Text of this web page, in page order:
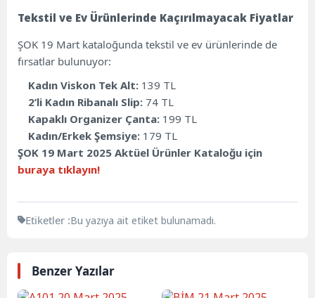
Tekstil ve Ev Ürünlerinde Kaçırılmayacak Fiyatlar
ŞOK 19 Mart kataloğunda tekstil ve ev ürünlerinde de
fırsatlar bulunuyor:
Kadın Viskon Tek Alt: 139 TL
2’li Kadın Ribanalı Slip: 74 TL
Kapaklı Organizer Çanta: 199 TL
Kadın/Erkek Şemsiye: 179 TL
ŞOK 19 Mart 2025 Aktüel Ürünler Kataloğu için
buraya tıklayın!
Etiketler :Bu yazıya ait etiket bulunamadı.
Benzer Yazılar